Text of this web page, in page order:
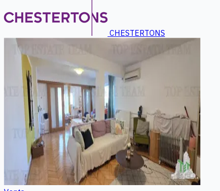
CHESTERTONS